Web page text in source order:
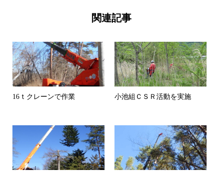
関連記事
16ｔクレーンで作業 小池組ＣＳＲ活動を実施